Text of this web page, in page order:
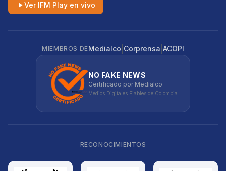
Ver IFM Play en vivo
MIEMBROS DEMedialco Corprensa ACOPI
NO FAKE NEWS
Certificado por Medialco
Medios Digitales Fiables de Colombia
RECONOCIMIENTOS